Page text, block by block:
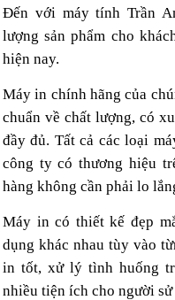
Đến với máy tính Trần
lượng sản phẩm cho
hiện nay.
Máy in chính hãng của
chuẩn về chất lượng, có
đầy đủ. Tất cả các loại
công ty có thương hiệu
hàng không cần phải lo
Máy in có thiết kế đẹp
dụng khác nhau tùy vào
in tốt, xử lý tình huống
nhiều tiện ích cho người sử